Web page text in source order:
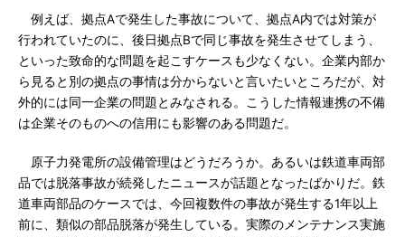
例えば、拠点Aで発生した事故について、拠点A内では対策が
行われていたのに、後日拠点Bで同じ事故を発生させてしまう、
といった致命的な問題を起こすケースも少なくない。企業内部か
ら見ると別の拠点の事情は分からないと言いたいところだが、対
外的には同一企業の問題とみなされる。こうした情報連携の不備
は企業そのものへの信用にも影響のある問題だ。
原子力発電所の設備管理はどうだろうか。あるいは鉄道車両部
品では脱落事故が続発したニュースが話題となったばかりだ。鉄
道車両部品のケースでは、今回複数件の事故が発生する1年以上
前に、類似の部品脱落が発生している。実際のメンテナンス実施